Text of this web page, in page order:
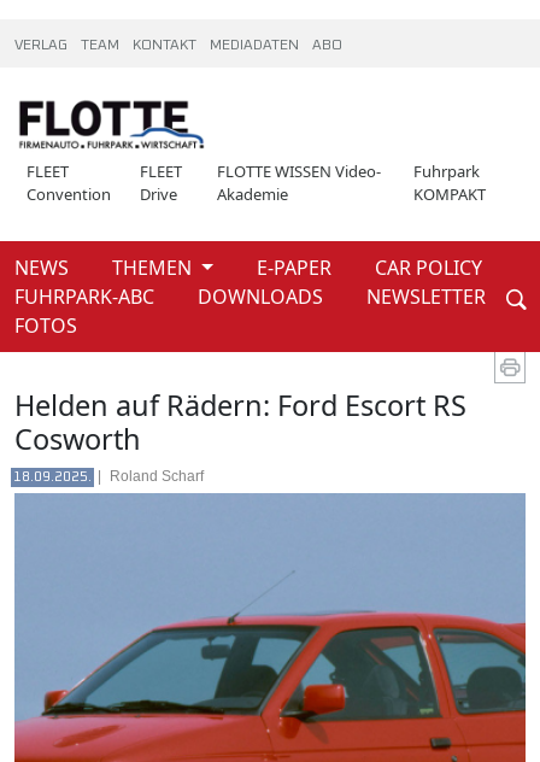
VERLAG TEAM KONTAKT MEDIADATEN ABO
FLEET
Convention
FLEET
Drive
FLOTTE WISSEN Video-
Akademie
Fuhrpark
KOMPAKT
NEWS THEMEN E-PAPER
CAR POLICY
FUHRPARK-ABC
DOWNLOADS
NEWSLETTER
FOTOS
Weiter
News
Helden auf Rädern: Ford Escort RS
Cosworth
18.09.2025. Roland Scharf